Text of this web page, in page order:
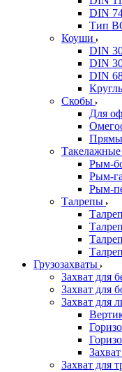
DIN
Тип
Коуши
DIN
DIN
DIN
Скобы
Для
Такелажные
Рым-
Рым-
Рым-
Талрепы
Грузозахваты
Захват для
Захват для
Захват для
Захват для